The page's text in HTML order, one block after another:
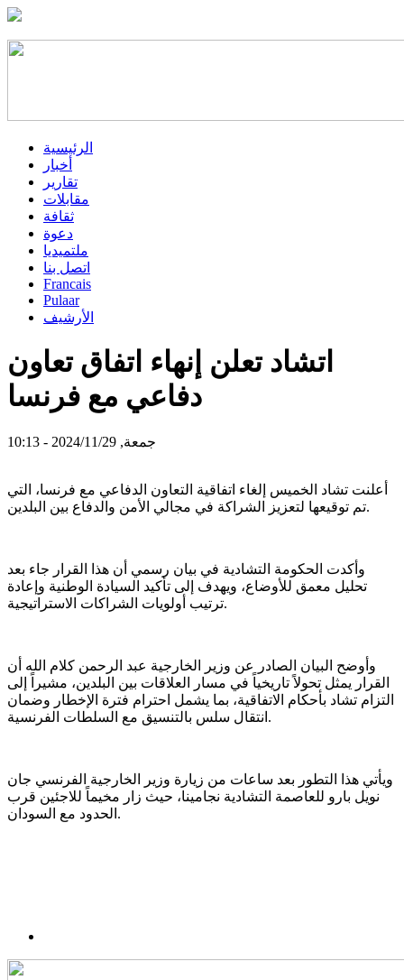
الرئيسية
أخبار
تقارير
مقابلات
ثقافة
دعوة
ملتميديا
اتصل بنا
Francais
Pulaar
الأرشيف
اتشاد تعلن إنهاء اتفاق تعاون
دفاعي مع فرنسا
جمعة, 2024/11/29 - 10:13
أعلنت تشاد الخميس إلغاء اتفاقية التعاون الدفاعي مع فرنسا، التي
تم توقيعها لتعزيز الشراكة في مجالي الأمن والدفاع بين البلدين.
وأكدت الحكومة التشادية في بيان رسمي أن هذا القرار جاء بعد
تحليل معمق للأوضاع، ويهدف إلى تأكيد السيادة الوطنية وإعادة
ترتيب أولويات الشراكات الاستراتيجية.
وأوضح البيان الصادر عن وزير الخارجية عبد الرحمن كلام الله أن
القرار يمثل تحولاً تاريخياً في مسار العلاقات بين البلدين، مشيراً إلى
التزام تشاد بأحكام الاتفاقية، بما يشمل احترام فترة الإخطار وضمان
انتقال سلس بالتنسيق مع السلطات الفرنسية.
ويأتي هذا التطور بعد ساعات من زيارة وزير الخارجية الفرنسي جان
نويل بارو للعاصمة التشادية نجامينا، حيث زار مخيماً للاجئين قرب
الحدود مع السودان.